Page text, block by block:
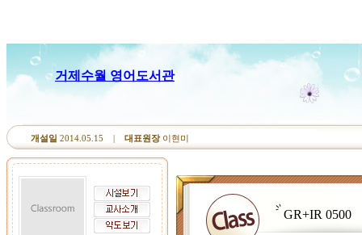
거제수월 영어도서관
개설일 2014.05.15 | 대표원장이현미
GR+IR 0500